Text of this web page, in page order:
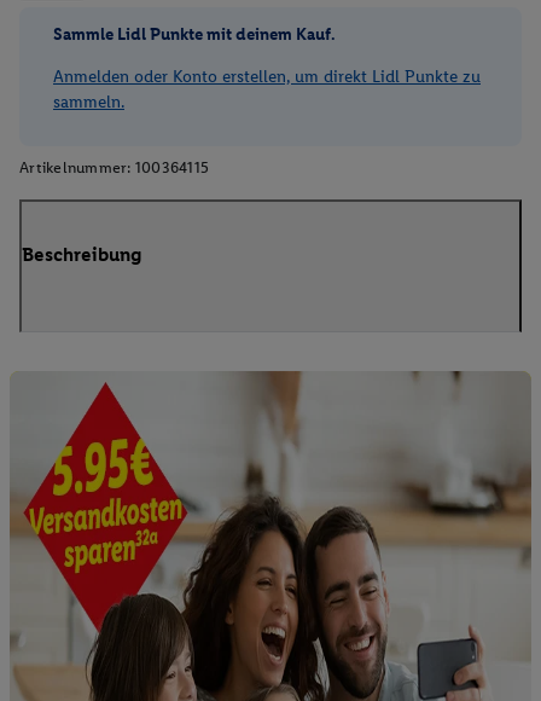
Sammle Lidl Punkte mit deinem Kauf.
Anmelden oder Konto erstellen, um direkt Lidl Punkte zu
sammeln.
Artikelnummer: 100364115
Beschreibung